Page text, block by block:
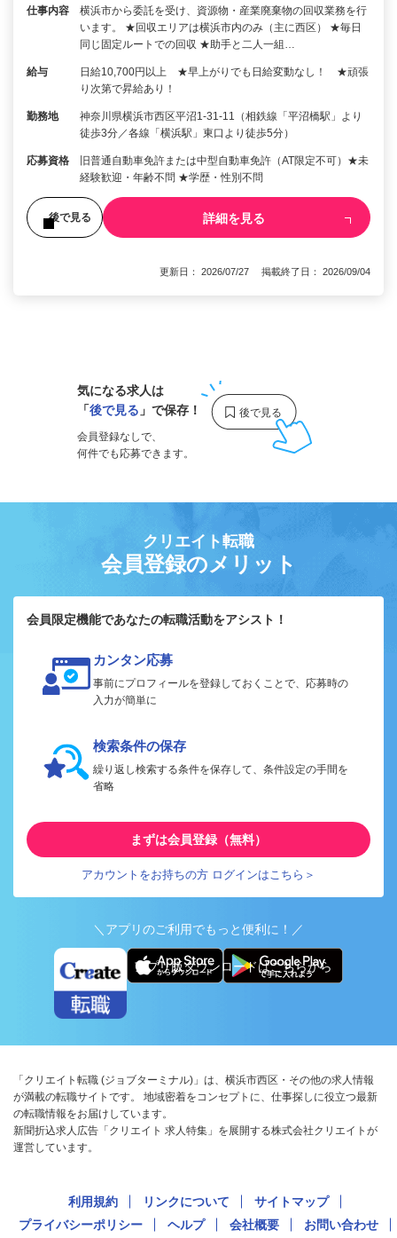
仕事内容
横浜市から委託を受け、資源物・産業廃棄物の回収業務を行
います。 ★回収エリアは横浜市内のみ（主に西区） ★毎日
同じ固定ルートでの回収 ★助手と二人一組…
給与
日給10,700円以上 ★早上がりでも日給変動なし！ ★頑張
り次第で昇給あり！
勤務地
神奈川県横浜市西区平沼1-31-11（相鉄線「平沼橋駅」より
徒歩3分／各線「横浜駅」東口より徒歩5分）
応募資格
旧普通自動車免許または中型自動車免許（AT限定不可）★未
経験歓迎・年齢不問 ★学歴・性別不問
後で見る 詳細を見る
更新日： 2026/07/27 掲載終了日： 2026/09/04
気になる求人は
「後で見る 」で保存！
会員登録なしで、
何件でも応募できます。
クリエイト転職
会員登録のメリット
会員限定機能であなたの転職活動をアシスト！
カンタン応募
事前にプロフィールを登録しておくことで、応募時の
入力が簡単に
検索条件の保存
繰り返し検索する条件を保存して、条件設定の手間を
省略
まずは会員登録（無料）
アカウントをお持ちの方 ログインはこちら＞
＼アプリのご利用でもっと便利に！／
アプリ版ダウンロードはこちらから
「クリエイト転職 (ジョブターミナル)」は、横浜市西区・その他の求人情報
が満載の転職サイトです。 地域密着をコンセプトに、仕事探しに役立つ最新
の転職情報をお届けしています。
新聞折込求人広告「クリエイト 求人特集」を展開する株式会社クリエイトが
運営しています。
利用規約 リンクについて
サイトマップ
プライバシーポリシー
ヘルプ 会社概要 お問い合わせ